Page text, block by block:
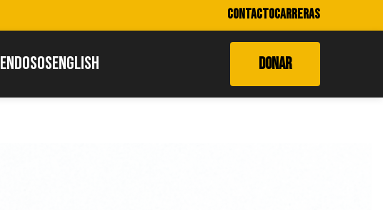
CONTACTOCARRERAS
ENDOSOSENGLISH DONAR